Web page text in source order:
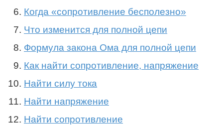
Когда «сопротивление бесполезно»
Что изменится для полной цепи
Формула закона Ома для полной цепи
Как найти сопротивление, напряжение
Найти силу тока
Найти напряжение
Найти сопротивление